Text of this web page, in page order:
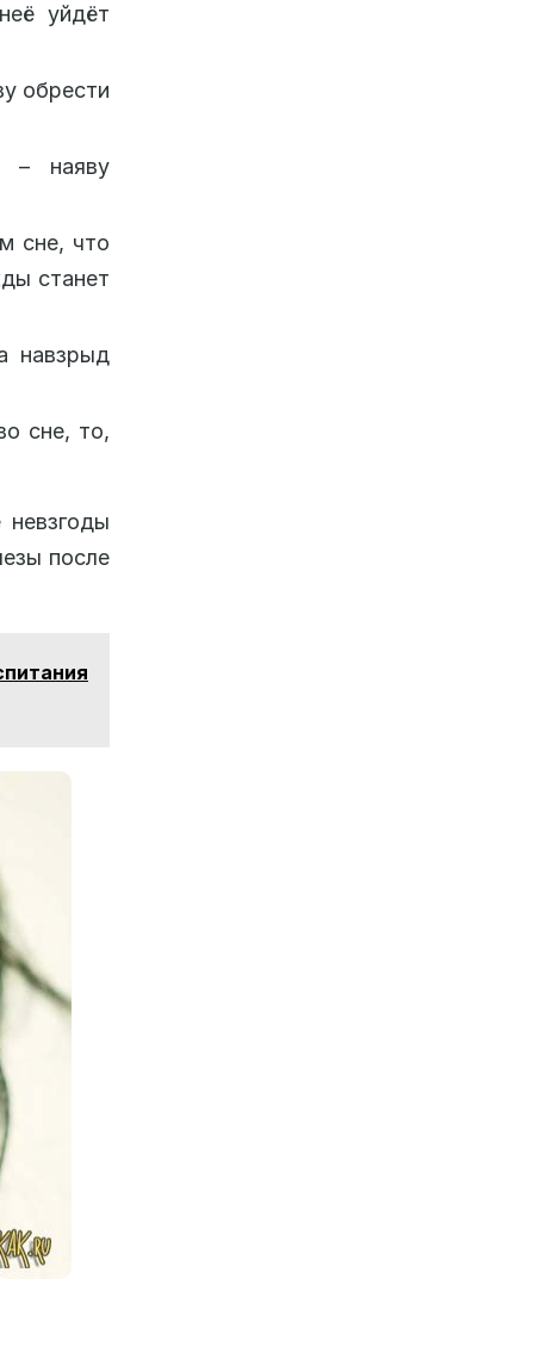
уйдёт
обрести
– наяву
сне, что
станет
навзрыд
сне, то,
после